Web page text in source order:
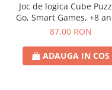
Joc de logica Cube
Go, Smart Games, +8
romana
87,00 RON
ADAUGA IN COS